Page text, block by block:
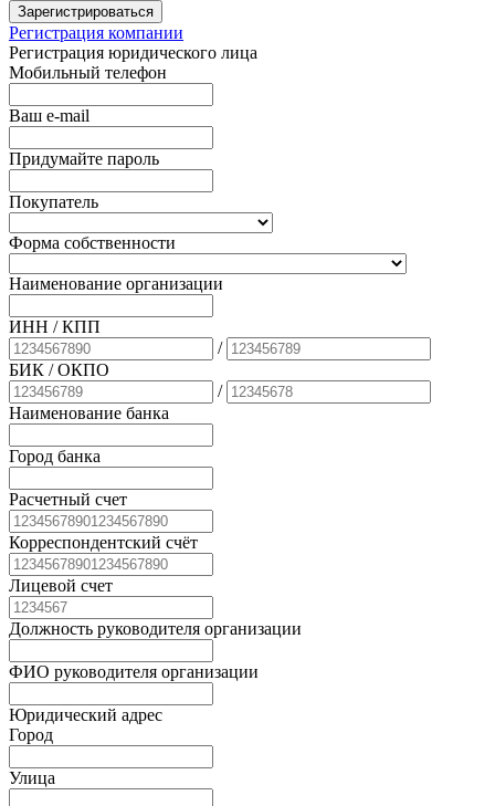
Зарегистрироваться
Регистрация компании
Регистрация юридического лица
Мобильный телефон
Ваш e-mail
Придумайте пароль
Покупатель
Форма собственности
Наименование организации
ИНН / КПП
/
БИК / ОКПО
/
Наименование банка
Город банка
Расчетный счет
Корреспондентский счёт
Лицевой счет
Должность руководителя организации
ФИО руководителя организации
Юридический адрес
Город
Улица